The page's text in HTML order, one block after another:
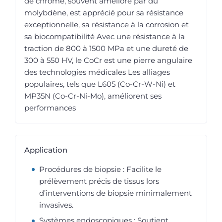
molybdène, est apprécié pour sa résistance
exceptionnelle, sa résistance à la corrosion et
sa biocompatibilité Avec une résistance à la
traction de 800 à 1500 MPa et une dureté de
300 à 550 HV, le CoCr est une pierre angulaire
des technologies médicales Les alliages
populaires, tels que L605 (Co-Cr-W-Ni) et
MP35N (Co-Cr-Ni-Mo), améliorent ses
performances
Application
Procédures de biopsie : Facilite le
prélèvement précis de tissus lors
d’interventions de biopsie minimalement
invasives.